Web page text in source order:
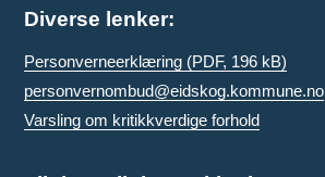
Diverse lenker:
Personverneerklæring (PDF, 196 kB)
personvernombud@eidskog.kommune.no
Varsling om kritikkverdige forhold